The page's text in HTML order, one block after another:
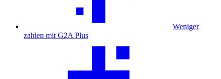
Weniger
zahlen mit G2A Plus